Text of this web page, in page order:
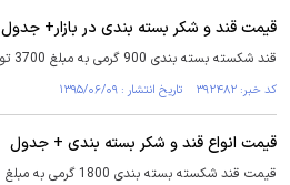
قیمت قند و شکر بسته بندی در بازار+ جدول
قند شکسته بسته بندی 900 گرمی به مبلغ 3700 تومان به فروش می رسد.
کد خبر: ۳۹۲۴۸۲ تاریخ انتشار : ۱۳۹۵/۰۶/۰۹
قیمت انواع قند و شکر بسته بندی + جدول
قیمت قند شکسته بسته بندی 1800 گرمی به مبلغ 7 هزار300 تومان به فروش می رسد.